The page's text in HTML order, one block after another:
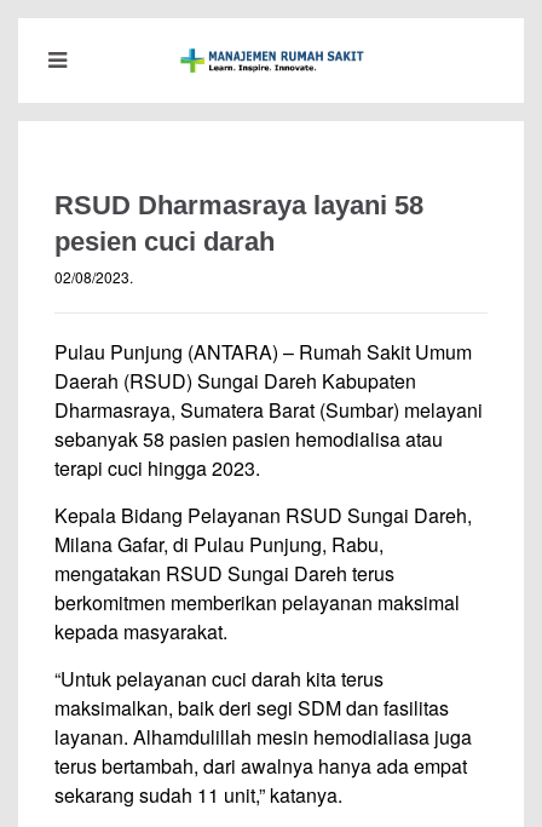
RSUD Dharmasraya layani 58
pesien cuci darah
02/08/2023.
Pulau Punjung (ANTARA) – Rumah Sakit Umum
Daerah (RSUD) Sungai Dareh Kabupaten
Dharmasraya, Sumatera Barat (Sumbar) melayani
sebanyak 58 pasien pasien hemodialisa atau
terapi cuci hingga 2023.
Kepala Bidang Pelayanan RSUD Sungai Dareh,
Milana Gafar, di Pulau Punjung, Rabu,
mengatakan RSUD Sungai Dareh terus
berkomitmen memberikan pelayanan maksimal
kepada masyarakat.
“Untuk pelayanan cuci darah kita terus
maksimalkan, baik deri segi SDM dan fasilitas
layanan. Alhamdulillah mesin hemodialiasa juga
terus bertambah, dari awalnya hanya ada empat
sekarang sudah 11 unit,” katanya.